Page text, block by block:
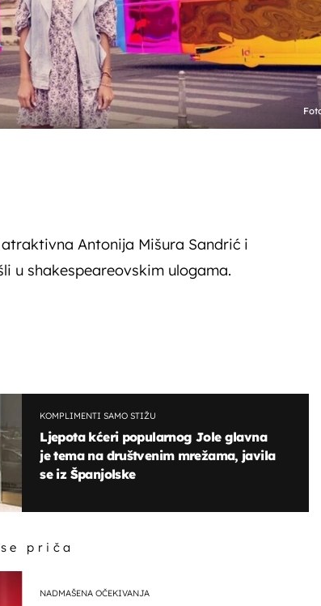
Antonija Mišura Sandrić i
u shakespeareovskim ulogama.
KOMPLIMENTI SAMO STIŽU
Ljepota kćeri popularnog Jole glavna
je tema na društvenim mrežama, javila
se iz Španjolske
priča
NADMAŠENA OČEKIVANJA